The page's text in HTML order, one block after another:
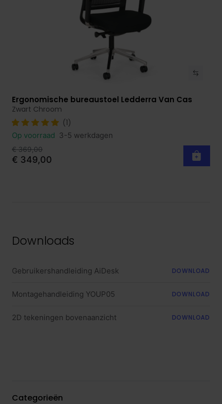
Bekijk product
Ergonomische bureaustoel Ledderra Van Cas
Zwart Chroom
(1)
Op voorraad 3-5 werkdagen
€ 369,00
€ 349,00
Downloads
Gebruikershandleiding AiDesk DOWNLOAD
Montagehandleiding YOUP05 DOWNLOAD
2D tekeningen bovenaanzicht DOWNLOAD
Categorieën